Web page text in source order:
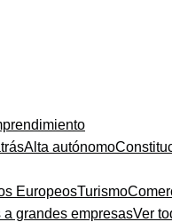
Alta autónomo
EuropeosTurismo
a grandes empresasVer